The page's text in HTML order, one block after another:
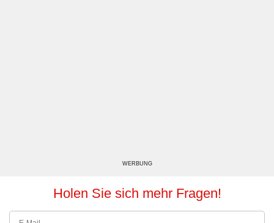
WERBUNG
Holen Sie sich mehr Fragen!